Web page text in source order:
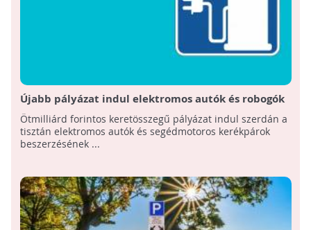
Újabb pályázat indul elektromos autók és robogók
vásárlási támogatására
Ötmilliárd forintos keretösszegű pályázat indul szerdán a
tisztán elektromos autók és segédmotoros kerékpárok
beszerzésének ...